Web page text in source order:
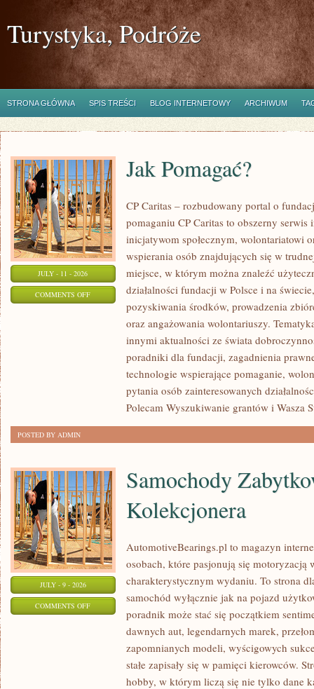
Turystyka, Podróże
STRONA GŁÓWNA SPIS TREŚCI BLOG INTERNETOWY ARCHIWUM
JULY - 11 - 2026
COMMENTS OFFON
POMAGAĆ?
Jak Pomagać?
CP Caritas – rozbudowany portal o
pomaganiu CP Caritas to obszerny
inicjatywom społecznym, wolontariatowi
wspierania osób znajdujących się w
miejsce, w którym można znaleźć
działalności fundacji w Polsce i na
pozyskiwania środków, prowadzenia
oraz angażowania wolontariuszy.
innymi aktualności ze świata
poradniki dla fundacji, zagadnienia
technologie wspierające pomaganie,
pytania osób zainteresowanych
Polecam Wyszukiwanie grantów i Wasza
POSTED BY ADMIN
JULY - 9 - 2026
COMMENTS OFFON
SAMOCHODY
Samochody
Kolekcjonera
AutomotiveBearings.pl to magazyn
osobach, które pasjonują się motoryzacją
charakterystycznym wydaniu. To strona
samochód wyłącznie jak na pojazd
poradnik może stać się początkiem
dawnych aut, legendarnych marek,
zapomnianych modeli, wyścigowych
stałe zapisały się w pamięci kierowców.
hobby, w którym liczą się nie tylko dane